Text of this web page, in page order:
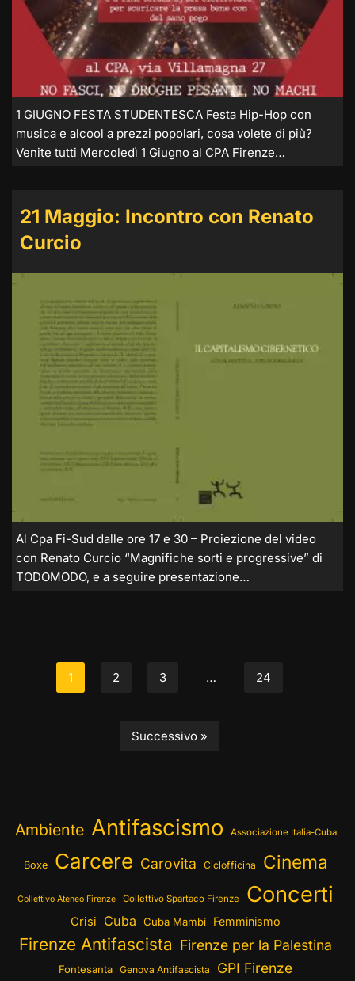
1 GIUGNO FESTA STUDENTESCA Festa Hip-Hop con
musica e alcool a prezzi popolari, cosa volete di più?
Venite tutti Mercoledì 1 Giugno al CPA Firenze…
21 Maggio: Incontro con Renato
Curcio
Al Cpa Fi-Sud dalle ore 17 e 30 – Proiezione del video
con Renato Curcio “Magnifiche sorti e progressive” di
TODOMODO, e a seguire presentazione…
1 2 3 … 24
Successivo »
Ambiente Antifascismo Associazione Italia-Cuba
Boxe Carcere Carovita Ciclofficina Cinema
Collettivo Ateneo Firenze Collettivo Spartaco Firenze Concerti
Crisi Cuba Cuba Mambí Femminismo
Firenze Antifascista Firenze per la Palestina
Fontesanta Genova Antifascista GPI Firenze